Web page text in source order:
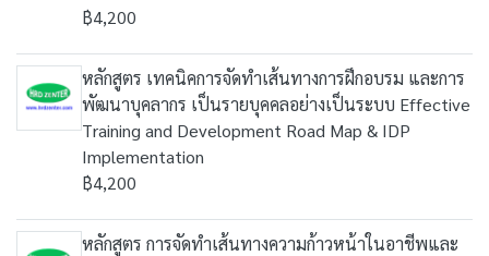
฿4,200
หลักสูตร เทคนิคการจัดทำเส้นทางการฝึกอบรม และการ
พัฒนาบุคลากร เป็นรายบุคคลอย่างเป็นระบบ Effective
Training and Development Road Map & IDP
Implementation
฿4,200
หลักสูตร การจัดทำเส้นทางความก้าวหน้าในอาชีพและ